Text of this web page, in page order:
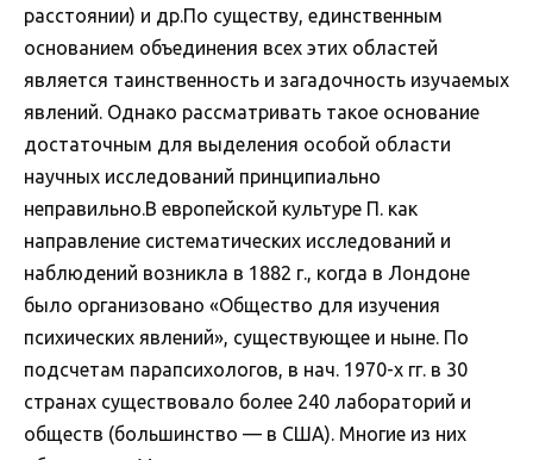
расстоянии) и др.По существу, единственным
основанием объединения всех этих областей
является таинственность и загадочность изучаемых
явлений. Однако рассматривать такое основание
достаточным для выделения особой области
научных исследований принципиально
неправильно.В европейской культуре П. как
направление систематических исследований и
наблюдений возникла в 1882 г., когда в Лондоне
было организовано «Общество для изучения
психических явлений», существующее и ныне. По
подсчетам парапсихологов, в нач. 1970-х гг. в 30
странах существовало более 240 лабораторий и
обществ (большинство — в США). Многие из них